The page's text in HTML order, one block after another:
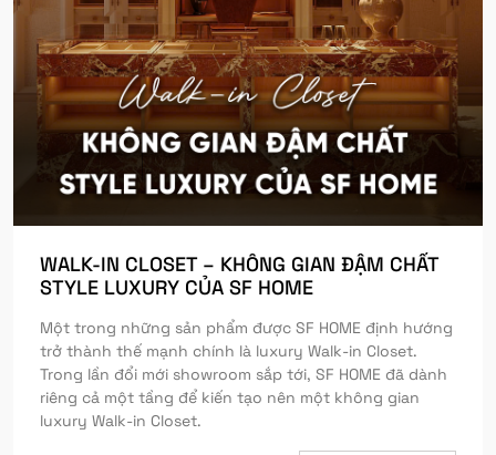
WALK-IN CLOSET – KHÔNG GIAN ĐẬM CHẤT
STYLE LUXURY CỦA SF HOME
Một trong những sản phẩm được SF HOME định hướng
trở thành thế mạnh chính là luxury Walk-in Closet.
Trong lần đổi mới showroom sắp tới, SF HOME đã dành
riêng cả một tầng để kiến tạo nên một không gian
luxury Walk-in Closet.